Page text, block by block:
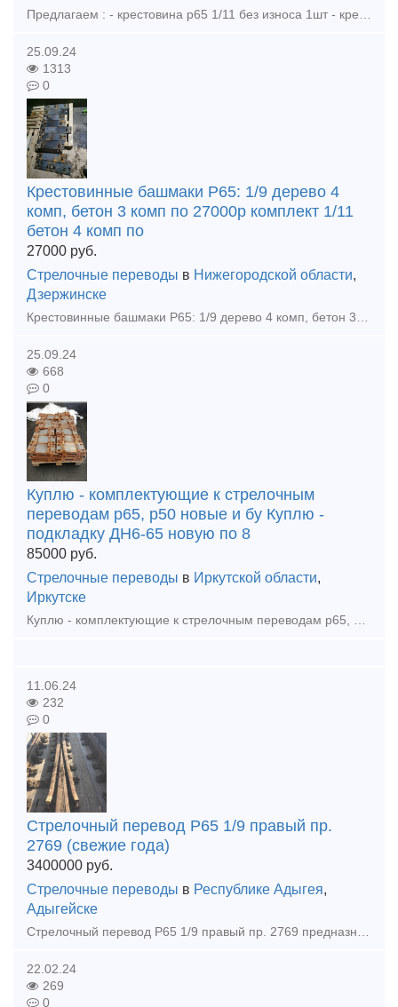
Предлагаем : - крестовина р65 1/11 без износа 1шт - крестовина р50 1/9 без износа 3шт - башмаки рамные 2768 новые 85шт - башмаки крестовиные р65 1/11, 1/9, 1/6 новые, дерево бетон - вкладыши 4д
25.09.24
1313
0
Крестовинные башмаки Р65: 1/9 дерево 4
комп, бетон 3 комп по 27000р комплект 1/11
бетон 4 комп по
27000 руб.
Стрелочные переводы в Нижегородской области,
Дзержинске
Крестовинные башмаки Р65: 1/9 дерево 4 комп, бетон 3 комп по 27000р комплект 1/11 бетон 4 комп по 27000р комплект 1/6 бетон 2 комп по 23000 р комплект Башмаки на контру бетон 10шт по 5000р
25.09.24
668
0
Куплю - комплектующие к стрелочным
переводам р65, р50 новые и бу Куплю -
подкладку ДН6-65 новую по 8
85000 руб.
Стрелочные переводы в Иркутской области,
Иркутске
Куплю - комплектующие к стрелочным переводам р65, р50 новые и бу Куплю - подкладку ДН6-65 новую по 85000р тн Куплю - шуруп путевой 24х170 новый по 55000р тн Куплю - костыль путовой 16х16х165 новый
11.06.24
232
0
Стрелочный перевод Р65 1/9 правый пр.
2769 (свежие года)
3400000 руб.
Стрелочные переводы в Республике Адыгея,
Адыгейске
Стрелочный перевод Р65 1/9 правый пр. 2769 предназначен для перевода подвижного состава с одного железнодорожного пути на другой под углом 1/9 вправо. Используется на станциях, в парках и на участках
22.02.24
269
0